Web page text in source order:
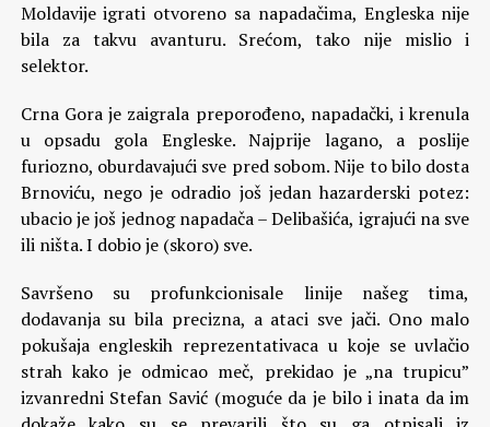
Moldavije igrati otvoreno sa napadačima, Engleska nije
bila za takvu avanturu. Srećom, tako nije mislio i
selektor.
Crna Gora je zaigrala preporođeno, napadački, i krenula
u opsadu gola Engleske. Najprije lagano, a poslije
furiozno, oburdavajući sve pred sobom. Nije to bilo dosta
Brnoviću, nego je odradio još jedan hazarderski potez:
ubacio je još jednog napadača – Delibašića, igrajući na sve
ili ništa. I dobio je (skoro) sve.
Savršeno su profunkcionisale linije našeg tima,
dodavanja su bila precizna, a ataci sve jači. Ono malo
pokušaja engleskih reprezentativaca u koje se uvlačio
strah kako je odmicao meč, prekidao je „na trupicu”
izvanredni Stefan Savić (moguće da je bilo i inata da im